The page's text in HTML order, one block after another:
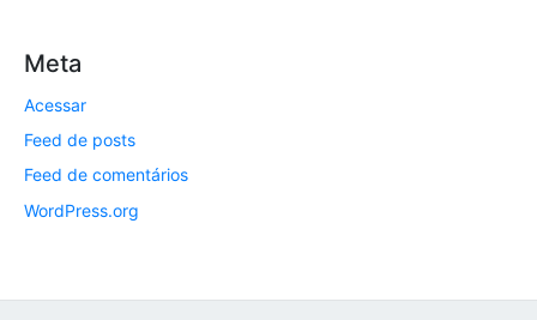
Meta
Acessar
Feed de posts
Feed de comentários
WordPress.org